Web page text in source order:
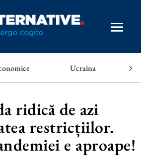
Ucraina
ridică de azi
restricțiilor.
e aproape!